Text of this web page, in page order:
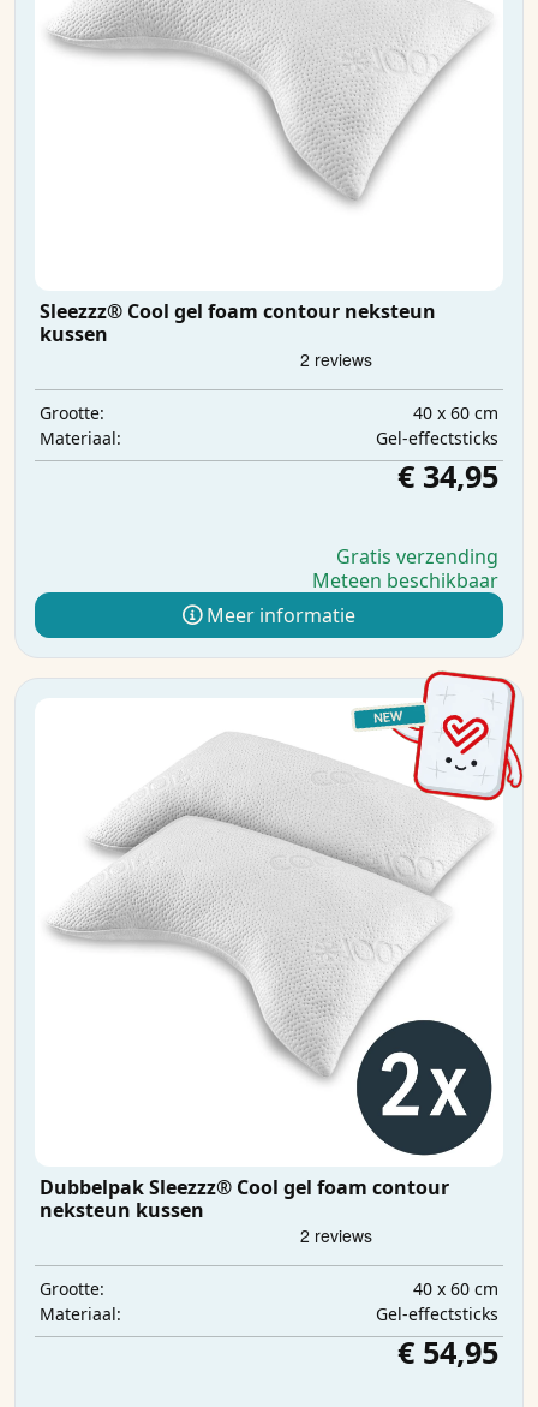
Sleezzz® Cool gel foam contour neksteun
kussen
Grootte:
40 x 60 cm
Materiaal:
Gel-effectsticks
€ 34,95
Gratis verzending
Meteen beschikbaar
Meer informatie
Dubbelpak Sleezzz® Cool gel foam contour
neksteun kussen
Grootte:
40 x 60 cm
Materiaal:
Gel-effectsticks
€ 54,95